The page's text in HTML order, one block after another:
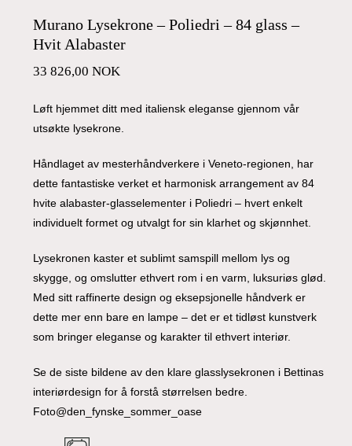
Murano Lysekrone – Poliedri – 84 glass –
Hvit Alabaster
33 826,00 NOK
Løft hjemmet ditt med italiensk eleganse gjennom vår
utsøkte lysekrone.
Håndlaget av mesterhåndverkere i Veneto-regionen, har
dette fantastiske verket et harmonisk arrangement av 84
hvite alabaster-glasselementer i Poliedri – hvert enkelt
individuelt formet og utvalgt for sin klarhet og skjønnhet.
Lysekronen kaster et sublimt samspill mellom lys og
skygge, og omslutter ethvert rom i en varm, luksuriøs glød.
Med sitt raffinerte design og eksepsjonelle håndverk er
dette mer enn bare en lampe – det er et tidløst kunstverk
som bringer eleganse og karakter til ethvert interiør.
Se de siste bildene av den klare glasslysekronen i Bettinas
interiørdesign for å forstå størrelsen bedre.
Foto@den_fynske_sommer_oase